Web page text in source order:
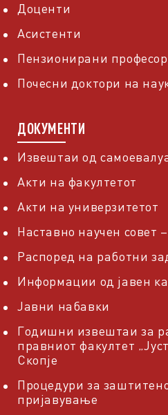
Доценти
Асистенти
Пензионирани
Почесни доктори на
ДОКУМЕНТИ
Извештаи од
Акти на факултетот
Акти на универзитетот
Наставно научен совет
Распоред на работни
Информации од јавен
Јавни набавки
Годишни извештаи за
правниот факултет
Скопје
Процедури за
пријавување